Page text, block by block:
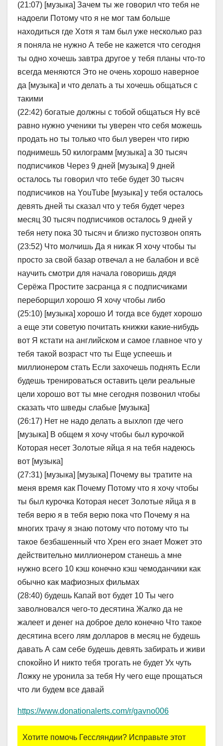
(21:07) [музыка] Зачем ты же говорил что тебя не
надоели Потому что я не мог там больше
находиться где Хотя я там был уже несколько раз
я поняла не нужно А тебе не кажется что сегодня
ты одно хочешь завтра другое у тебя планы что-то
всегда меняются Это не очень хорошо наверное
да [музыка] и что делать а ты хочешь общаться с
такими
(22:42) богатые должны с тобой общаться Ну всё
равно нужно ученики ты уверен что себя можешь
продать но ты только что был уверен что гирю
поднимешь 50 килограмм [музыка] а 30 тысяч
подписчиков Через 9 дней [музыка] 9 дней
осталось ты говорил что тебе будет 30 тысяч
подписчиков на YouTube [музыка] у тебя осталось
девять дней ты сказал что у тебя будет через
месяц 30 тысяч подписчиков осталось 9 дней у
тебя нету пока 30 тысяч и близко пустозвон опять
(23:52) Что молчишь Да я никак Я хочу чтобы ты
просто за свой базар отвечал а не балабон и всё
научить смотри для начала говоришь дядя
Серёжа Простите засранца я с подписчиками
переборщил хорошо Я хочу чтобы либо
(25:10) [музыка] хорошо И тогда все будет хорошо
а еще эти советую почитать книжки какие-нибудь
вот Я кстати на английском и самое главное что у
тебя такой возраст что ты Еще успеешь и
миллионером стать Если захочешь поднять Если
будешь тренироваться оставить цели реальные
цели хорошо вот ты мне сегодня позвонил чтобы
сказать что шведы слабые [музыка]
(26:17) Нет не надо делать а выхлоп где чего
[музыка] В общем я хочу чтобы был курочкой
Которая несет Золотые яйца я на тебя надеюсь
вот [музыка]
(27:31) [музыка] [музыка] Почему вы тратите на
меня время как Почему Потому что я хочу чтобы
ты был курочка Которая несет Золотые яйца я в
тебя верю я в тебя верю пока что Почему я на
многих трачу я знаю потому что потому что ты
такое безбашенный что Хрен его знает Может это
действительно миллионером станешь а мне
нужно всего 10 кэш конечно кэш чемоданчики как
обычно как мафиозных фильмах
(28:40) будешь Капай вот будет 10 Ты чего
заволновался чего-то десятина Жалко да не
жалеет и денег на доброе дело конечно Что такое
десятина всего лям долларов в месяц не будешь
давать А сам себе будешь девять забирать и живи
спокойно И никто тебя трогать не будет Ух чуть
Ложку не уронила за тебя Ну чего еще прощаться
что ли будем все давай
https://www.donationalerts.com/r/gavno006
Хотите помочь Гессляндии? Исправьте этот